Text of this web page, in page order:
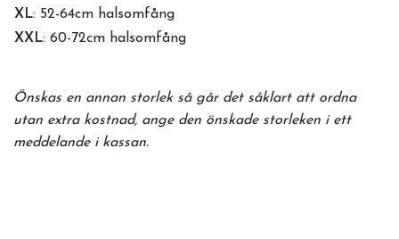
XL: 52-64cm halsomfång
XXL: 60-72cm halsomfång
Önskas en annan storlek så går det såklart att ordna
utan extra kostnad, ange den önskade storleken i ett
meddelande i kassan.